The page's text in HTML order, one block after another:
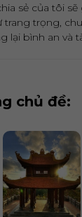
sẻ của tôi
trang trọng,
lại bình an và
chủ đề: